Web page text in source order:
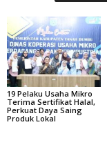
19 Pelaku Usaha Mikro
Terima Sertifikat Halal,
Perkuat Daya Saing
Produk Lokal